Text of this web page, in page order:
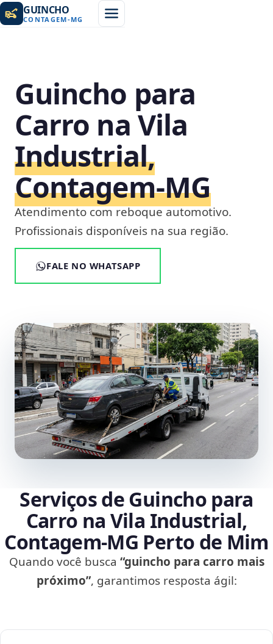
GUINCHO
CONTAGEM-MG
Guincho para
Carro na Vila
Industrial,
Contagem‑MG
Atendimento com reboque automotivo.
Profissionais disponíveis na sua região.
FALE NO WHATSAPP
Serviços de Guincho para
Carro na Vila Industrial,
Contagem‑MG Perto de Mim
Quando você busca “guincho para carro mais
próximo”, garantimos resposta ágil: